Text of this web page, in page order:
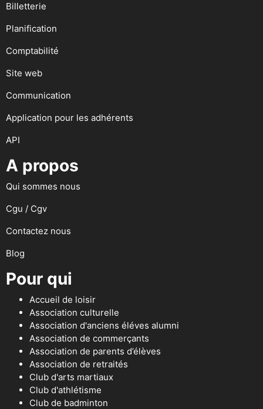
Billetterie
Planification
Comptabilité
Site web
Communication
Application pour les adhérents
API
A propos
Qui sommes nous
Cgu / Cgv
Contactez nous
Blog
Pour qui
Accueil de loisir
Association culturelle
Association d'anciens éléves alumni
Association de commerçants
Association de parents d’élèves
Association de retraités
Club d'arts martiaux
Club d'athlétisme
Club de badminton